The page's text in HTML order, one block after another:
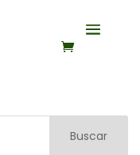
Buscar